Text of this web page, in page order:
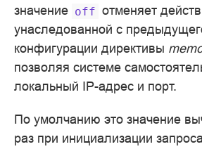
значение off отменяет
унаследованной с
конфигурации директивы
позволяя системе
локальный IP-адрес и порт.
По умолчанию это значение
раз при инициализации